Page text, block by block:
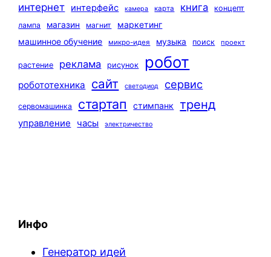
интернет интерфейс камера карта книга
концепт
лампа
магазин магнит
маркетинг
машинное обучение
микро-идея музыка поиск проект
растение реклама рисунок робот
робототехника сайт светодиод сервис
сервомашинка стартап стимпанк тренд
управление часы электричество
Инфо
Генератор идей